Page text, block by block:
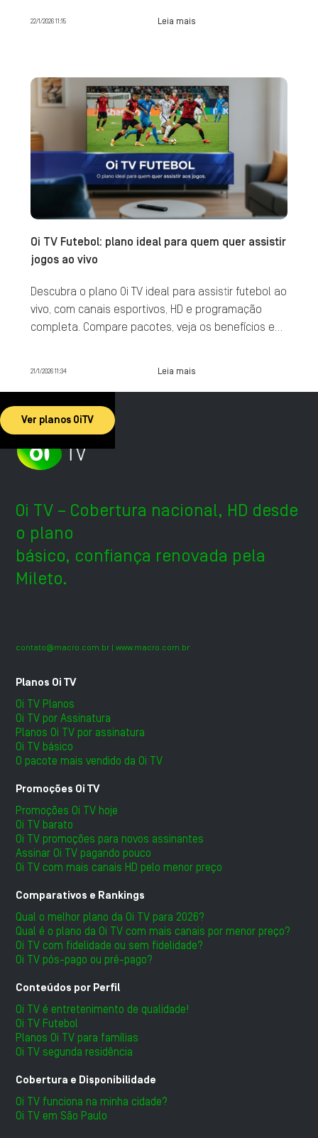
22/1/2026 11:15 Leia mais
Oi TV Futebol: plano ideal para quem quer assistir
jogos ao vivo
Descubra o plano Oi TV ideal para assistir futebol ao
vivo, com canais esportivos, HD e programação
completa. Compare pacotes, veja os benefícios e
21/1/2026 11:34 Leia mais
Ver planos OiTV
Oi TV – Cobertura nacional, HD desde
o plano
básico, confiança renovada pela
Mileto.
contato@macro.com.br | www.macro.com.br
Planos Oi TV
Oi TV Planos
Oi TV por Assinatura
Planos Oi TV por assinatura
Oi TV básico
O pacote mais vendido da Oi TV
Promoções Oi TV
Promoções Oi TV hoje
Oi TV barato
Oi TV promoções para novos assinantes
Assinar Oi TV pagando pouco
Oi TV com mais canais HD pelo menor preço
Comparativos e Rankings
Qual o melhor plano da Oi TV para 2026?
Qual é o plano da Oi TV com mais canais por menor preço?
Oi TV com fidelidade ou sem fidelidade?
Oi TV pós-pago ou pré-pago?
Conteúdos por Perfil
Oi TV é entretenimento de qualidade!
Oi TV Futebol
Planos Oi TV para famílias
Oi TV segunda residência
Cobertura e Disponibilidade
Oi TV funciona na minha cidade?
Oi TV em São Paulo